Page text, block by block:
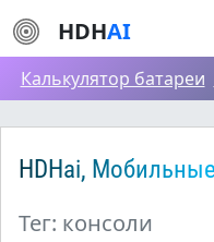
HDHAI
Калькулятор батареи
HDHai,
Тег: консоли